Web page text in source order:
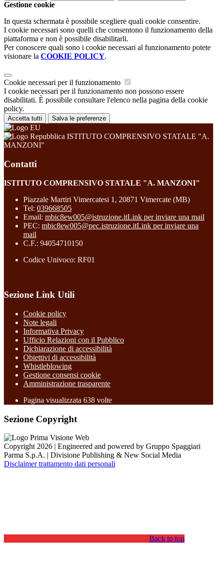
Gestione cookie
In questa schermata è possibile scegliere quali cookie consentire.
I cookie necessari sono quelli che consentono il funzionamento della
piattaforma e non è possibile disabilitarli.
Per conoscere quali sono i cookie necessari al funzionamento potete
visionare la COOKIE POLICY.
Cookie necessari per il funzionamento
I cookie necessari per il funzionamento non possono essere
disabilitati. È possibile consultare l'elenco nella pagina della cookie
policy.
Accetta tutti Salva le preferenze
ISTITUTO COMPRENSIVO STATALE "A.
MANZONI"
Contatti
ISTITUTO COMPRENSIVO STATALE "A. MANZONI"
Piazzale Martiri Vimercatesi 1, 20871 Vimercate (MB)
Tel: 039668505
Email: mbic8ew005@istruzione.itLink per inviare una mail
PEC: mbic8ew005@pec.istruzione.itLink per inviare una
mail
C.F.: 94054710150
Codice Univoco: RF01
Sezione Link Utili
Cookie policy
Note legali
Informativa Privacy
Ufficio Relazioni con il Pubblico
Dichiarazione di accessibilità
Obiettivi di accessibilità
Whistleblowing
Gestione consensi cookie
Amministrazione trasparente
Pagina visualizzata 638 volte
Sezione Copyright
Copyright 2026 | Engineered and powered by Gruppo Spaggiari
Parma S.p.A. | Divisione Publishing & New Social Media
Disclaimer trattamento dati personali
Back to top